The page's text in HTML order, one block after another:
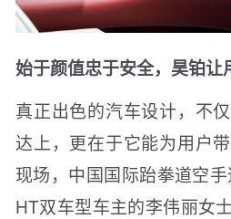
始于颜值忠于安全，昊铂让
真正出色的汽车设计，不
达上，更在于它能为用户
现场，中国国际跆拳道空
HT双车型车主的李伟丽女